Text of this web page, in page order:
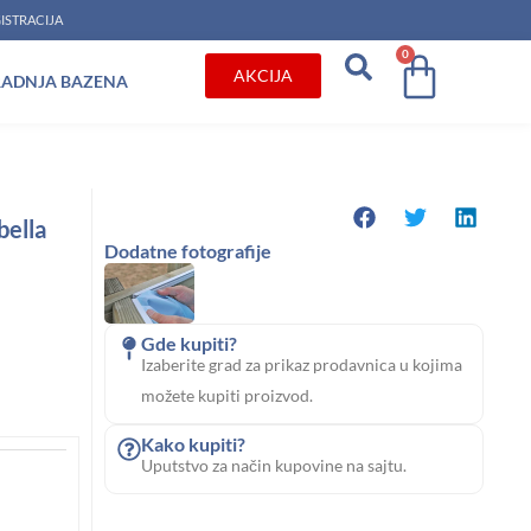
BAZENA AKCIJA
0
Cart
Dodatne fotografije
Gde kupiti?
Izaberite grad za prikaz prodavnica u kojima
možete kupiti proizvod.
Kako kupiti?
Uputstvo za način kupovine na sajtu.